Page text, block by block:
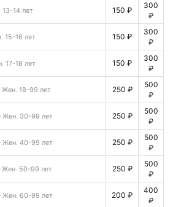
13-14 лет 150 ₽
300
₽
15-16 лет 150 ₽
300
₽
17-18 лет 150 ₽
300
₽
Жен. 18-99 лет 250 ₽
500
₽
Жен. 30-99 лет 250 ₽
500
₽
Жен. 40-99 лет 250 ₽
500
₽
Жен. 50-99 лет 250 ₽
500
₽
Жен. 60-99 лет 200 ₽
400
₽